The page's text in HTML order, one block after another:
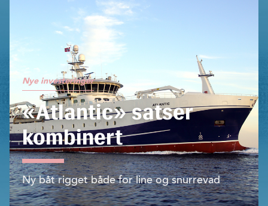
Nye investeringer
«Atlantic» satser
kombinert
Ny båt rigget både for line og snurrevad